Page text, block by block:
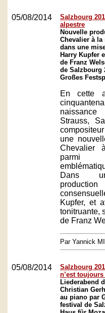
05/08/2014
Salzbourg
alpestre
Nouvelle
Chevalier à la
dans une
Harry Kupfer
de Franz
de Salzbourg
Großes
En cette
Strauss,
une
Chevalier
parmi
Dans
Kupfer, et
tonitruante,
de Franz
Par Yannick
05/08/2014
Salzbourg
n’est
Liederabend
Christian
au piano par
festival de